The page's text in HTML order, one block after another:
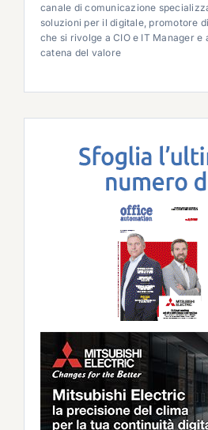
canale di comunicazione
soluzioni per il digitale, promotore
che si rivolge a CIO e IT Manager e
catena del valore